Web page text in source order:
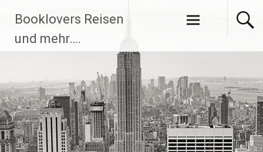
Inhalt
springen
Booklovers Reisen
und mehr….